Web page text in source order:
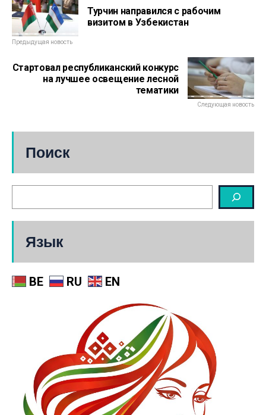
Турчин направился с рабочим
визитом в Узбекистан
Предыдущая новость
Стартовал республиканский конкурс
на лучшее освещение лесной
тематики
Следующая новость
Поиск
Язык
BE RU EN